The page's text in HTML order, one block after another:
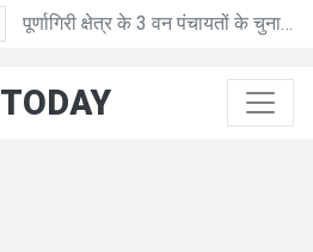
पूर्णागिरी क्षेत्र के 3 वन पंचायतों के चुनाव संपन्न
TODAY